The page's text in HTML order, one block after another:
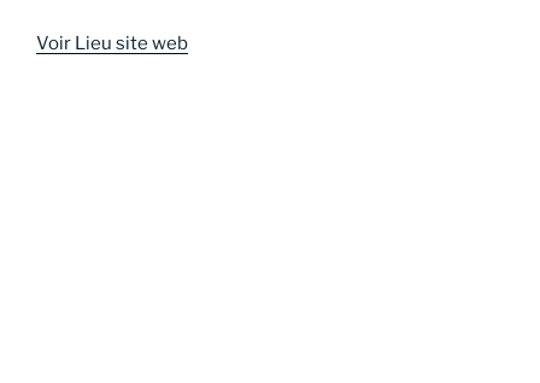
Voir Lieu site web